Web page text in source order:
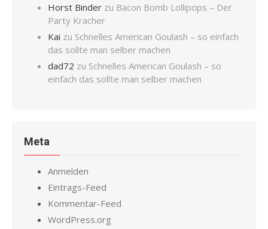
Horst Binder zu Bacon Bomb Lollipops – Der
Party Kracher
Kai zu Schnelles American Goulash – so einfach
das sollte man selber machen
dad72 zu Schnelles American Goulash – so
einfach das sollte man selber machen
Meta
Anmelden
Eintrags-Feed
Kommentar-Feed
WordPress.org